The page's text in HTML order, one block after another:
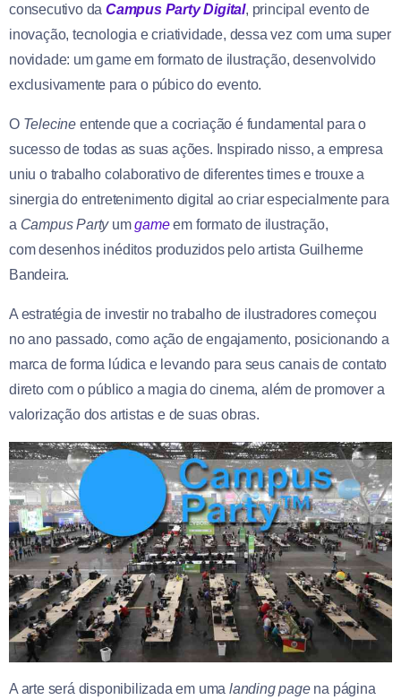
consecutivo da Campus Party Digital, principal evento de
inovação, tecnologia e criatividade, dessa vez com uma super
novidade: um game em formato de ilustração, desenvolvido
exclusivamente para o púbico do evento.
O Telecine entende que a cocriação é fundamental para o
sucesso de todas as suas ações. Inspirado nisso, a empresa
uniu o trabalho colaborativo de diferentes times e trouxe a
sinergia do entretenimento digital ao criar especialmente para
a Campus Partyumgame em formato de ilustração,
com desenhos inéditos produzidos pelo artista Guilherme
Bandeira.
A estratégia de investir no trabalho de ilustradores começou
no ano passado, como ação de engajamento, posicionando a
marca de forma lúdica e levando para seus canais de contato
direto com o público a magia do cinema, além de promover a
valorização dos artistas e de suas obras.
A arte será disponibilizada em uma landing page na página